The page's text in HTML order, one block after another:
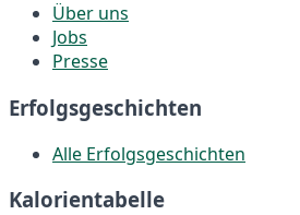
Über uns
Jobs
Presse
Erfolgsgeschichten
Alle Erfolgsgeschichten
Kalorientabelle